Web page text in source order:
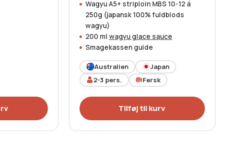
Wagyu A5+ striploin MBS 10-12 á
250g (japansk 100% fuldblods
wagyu)
200 ml wagyu glace sauce
Smagekassen guide
Australien
Japan
2-3 pers. Fersk
Tilføj til kurv